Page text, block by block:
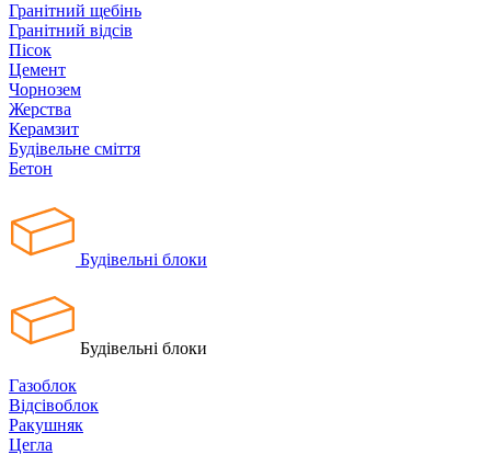
Гранітний щебінь
Гранітний відсів
Пісок
Цемент
Чорнозем
Жерства
Керамзит
Будівельне сміття
Бетон
Будівельні блоки
Будівельні блоки
Газоблок
Відсівоблок
Ракушняк
Цегла